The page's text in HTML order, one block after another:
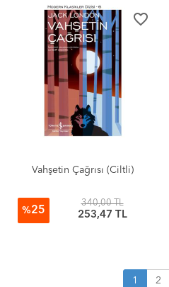
favorite_border
Vahşetin Çağrısı (Ciltli)
%25
340,00 TL
253,47 TL
1 2